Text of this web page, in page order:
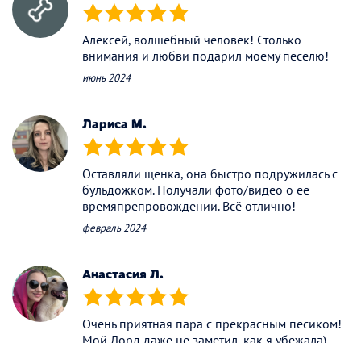
(*) (*) (*) (*) (*)
Алексей, волшебный человек! Столько
внимания и любви подарил моему песелю!
июнь 2024
Лариса М.
(*) (*) (*) (*) (*)
Оставляли щенка, она быстро подружилась с
бульдожком. Получали фото/видео о ее
времяпрепровождении. Всё отлично!
февраль 2024
Анастасия Л.
(*) (*) (*) (*) (*)
Очень приятная пара с прекрасным пёсиком!